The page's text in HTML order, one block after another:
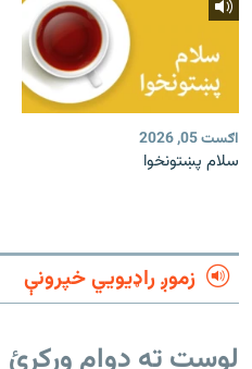
اګست 05, 2026
سلام پښتونخوا
زموږ راډیويي خپرونې